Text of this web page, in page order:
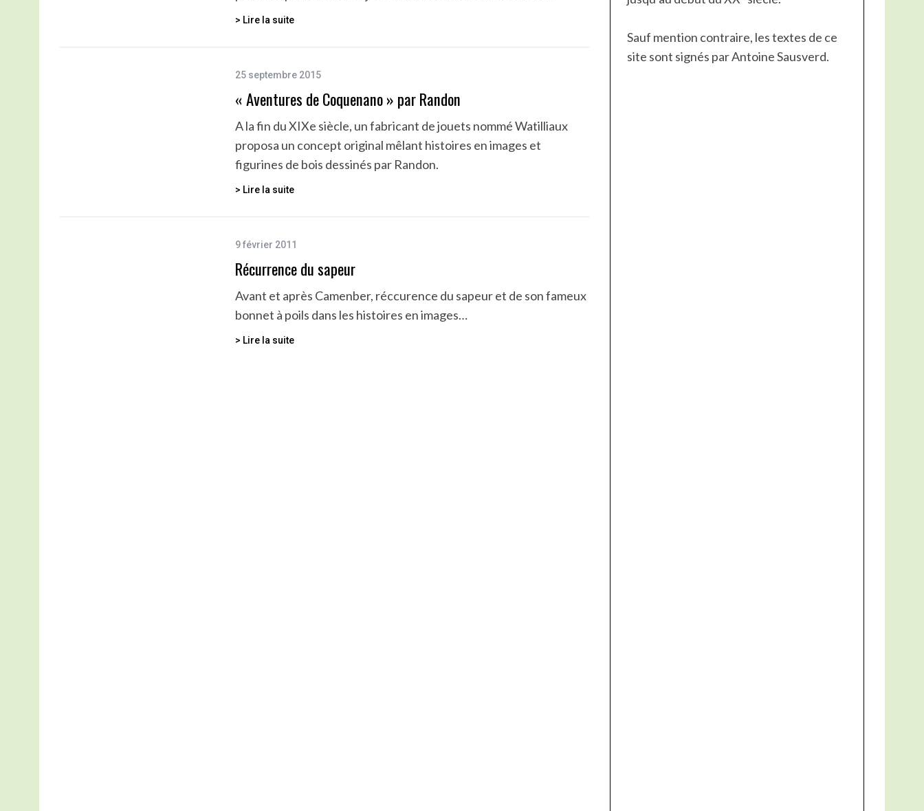
> Lire la suite
25 septembre 2015
« Aventures de Coquenano » par Randon
A la fin du XIXe siècle, un fabricant de jouets nommé Watilliaux
proposa un concept original mêlant histoires en images et
figurines de bois dessinés par Randon.
> Lire la suite
9 février 2011
Récurrence du sapeur
Avant et après Camenber, réccurence du sapeur et de son fameux
bonnet à poils dans les histoires en images…
> Lire la suite
Sauf mention contraire, les textes de ce
site sont signés par Antoine Sausverd.